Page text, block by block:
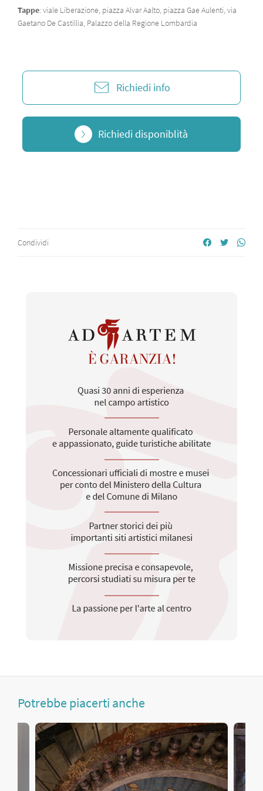
Tappe: viale Liberazione, piazza Alvar Aalto, piazza Gae Aulenti, via
Gaetano De Castillia, Palazzo della Regione Lombardia
Richiedi info
Richiedi disponiblità
Condividi
Potrebbe piacerti anche